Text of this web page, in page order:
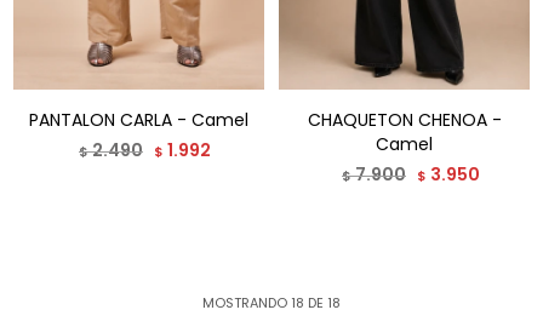
PANTALON CARLA - Camel
$2.490 $ 1.992
CHAQUETON CHENOA -
Camel
$7.900 $ 3.950
MOSTRANDO 18 DE 18